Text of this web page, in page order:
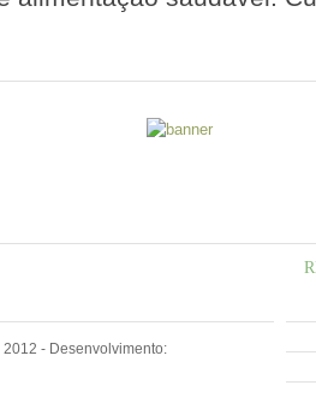
- Desenvolvimento: